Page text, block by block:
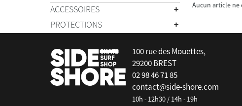
ACCESSOIRES
PROTECTIONS
Aucun article ne
100 rue des Mouettes,
29200 BREST
02 98 46 71 85
contact@side-shore.com
10h - 12h30 / 14h - 19h